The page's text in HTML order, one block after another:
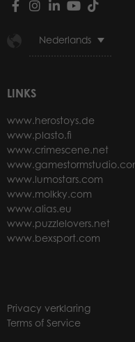
Nederlands
LINKS
www.herostoys.de
www.plasto.fi
www.crimescene.net
www.lumostars.com
www.molkky.com
www.alias.eu
www.puzzlelovers.net
www.bexsport.com
Privacy verklaring
Terms of Service